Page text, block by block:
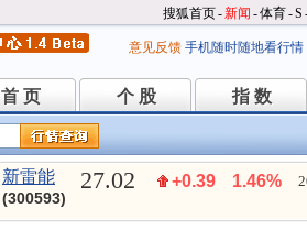
搜狐首页-新闻 -体育-S
意见反馈 手机随时随地看行情
首 页
首 页 个 股
个 股 指 数
指 数
新雷能
(300593)
27.02 +0.39 1.46%